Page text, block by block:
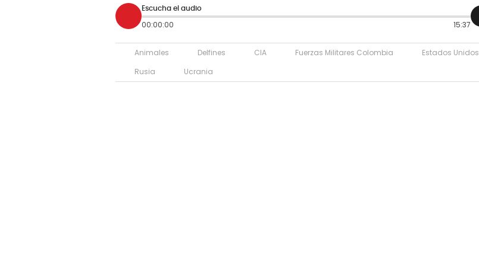
Escucha el audio
00:00:00 15:37
Animales Delfines CIA Fuerzas Militares Colombia
Estados Unidos
Rusia
Ucrania